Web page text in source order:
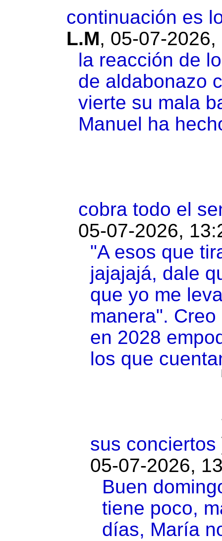
continuación es
L.M, 05-07-2026,
la reacción de
de aldabonazo
vierte su mala
Manuel ha
cobra todo el
05-07-2026,
"A esos que
jajajajá, dale
que yo me
manera".
en 2028
los que
sus conciertos
05-07-2026,
Buen
tiene poco,
días, María